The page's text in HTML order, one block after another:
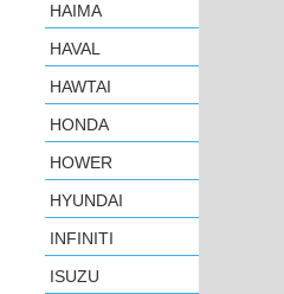
HAIMA
HAVAL
HAWTAI
HONDA
HOWER
HYUNDAI
INFINITI
ISUZU